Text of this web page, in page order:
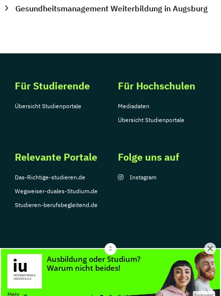
Mehr Sponsored
Gesundheitsmanagement Weiterbildung in Augsburg
Für Studierende
Übersicht Studienportale
Für Hochschulen
Mediadaten
Übersicht Studienportale
Relevante Portale
Das-Richtige-studieren.de
Wegweiser-duales-Studium.de
Studieren-berufsbegleitend.de
Folge uns auf
Instagram
© Copyright 2026, TarGroup Media GmbH
Nutzungsbedingungen